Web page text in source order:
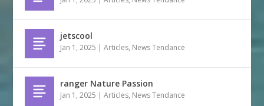
jetscool
Jan 1, 2025 |Articles, News Tendance
ranger Nature Passion
Jan 1, 2025 |Articles, News Tendance